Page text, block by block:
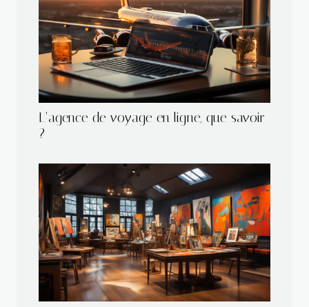
L’agence de voyage en ligne, que savoir
?